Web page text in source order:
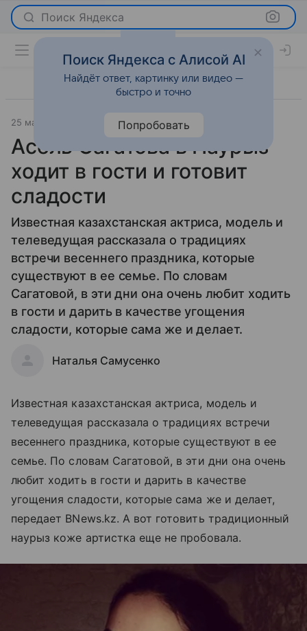
Поиск Яндекса
25 марта 2014 Новости
Асель Сагатова в Наурыз
ходит в гости и готовит
сладости
Известная казахстанская актриса, модель и
телеведущая рассказала о традициях
встречи весеннего праздника, которые
существуют в ее семье. По словам
Сагатовой, в эти дни она очень любит ходить
в гости и дарить в качестве угощения
сладости, которые сама же и делает.
Наталья Самусенко
Известная казахстанская актриса, модель и
телеведущая рассказала о традициях встречи
весеннего праздника, которые существуют в ее
семье. По словам Сагатовой, в эти дни она очень
любит ходить в гости и дарить в качестве
угощения сладости, которые сама же и делает,
передает BNews.kz. А вот готовить традиционный
наурыз коже артистка еще не пробовала.
Поиск Яндекса с Алисой AI
Найдёт ответ, картинку или видео —
быстро и точно
Попробовать